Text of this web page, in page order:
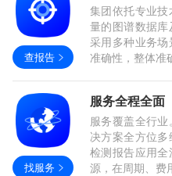
查报告
集团依托专业
量的图谱数据
采用多种业务
准确性，整体准
找服务
服务全程全面
服务覆盖全行
决方案全方位
检测报告应用
源，在周期、费